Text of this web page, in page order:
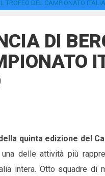
TROFEO DEL CAMPIONATO
DI
quinta edizione del
delle attività più
intera. Otto squadre di